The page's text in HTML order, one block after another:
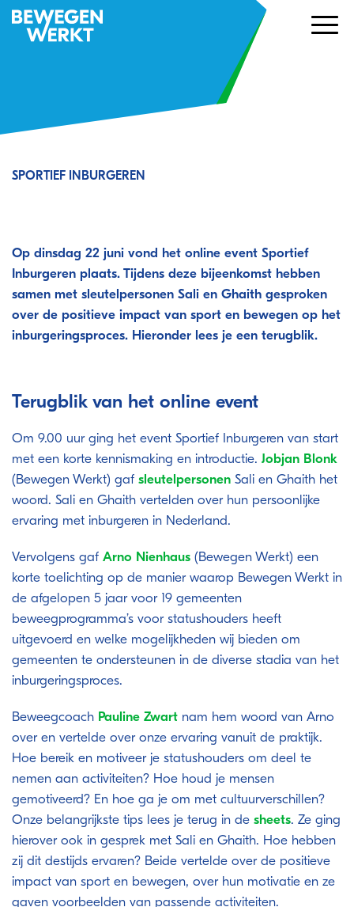
SPORTIEF INBURGEREN
Op dinsdag 22 juni vond het online event Sportief
Inburgeren plaats. Tijdens deze bijeenkomst hebben
samen met sleutelpersonen Sali en Ghaith gesproken
over de positieve impact van sport en bewegen op het
inburgeringsproces. Hieronder lees je een terugblik.
Terugblik van het online event
Om 9.00 uur ging het event Sportief Inburgeren van start
met een korte kennismaking en introductie. Jobjan Blonk
(Bewegen Werkt) gaf sleutelpersonen Sali en Ghaith het
woord. Sali en Ghaith vertelden over hun persoonlijke
ervaring met inburgeren in Nederland.
Vervolgens gaf Arno Nienhaus (Bewegen Werkt) een
korte toelichting op de manier waarop Bewegen Werkt in
de afgelopen 5 jaar voor 19 gemeenten
beweegprogramma’s voor statushouders heeft
uitgevoerd en welke mogelijkheden wij bieden om
gemeenten te ondersteunen in de diverse stadia van het
inburgeringsproces.
Beweegcoach Pauline Zwart nam hem woord van Arno
over en vertelde over onze ervaring vanuit de praktijk.
Hoe bereik en motiveer je statushouders om deel te
nemen aan activiteiten? Hoe houd je mensen
gemotiveerd? En hoe ga je om met cultuurverschillen?
Onze belangrijkste tips lees je terug in de sheets. Ze ging
hierover ook in gesprek met Sali en Ghaith. Hoe hebben
zij dit destijds ervaren? Beide vertelde over de positieve
impact van sport en bewegen, over hun motivatie en ze
gaven voorbeelden van passende activiteiten.